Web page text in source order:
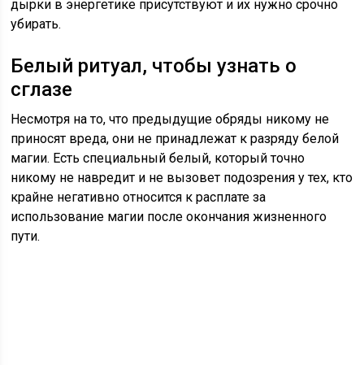
дырки в энергетике присутствуют и их нужно срочно
убирать.
Белый ритуал, чтобы узнать о
сглазе
Несмотря на то, что предыдущие обряды никому не
приносят вреда, они не принадлежат к разряду белой
магии. Есть специальный белый, который точно
никому не навредит и не вызовет подозрения у тех, кто
крайне негативно относится к расплате за
использование магии после окончания жизненного
пути.